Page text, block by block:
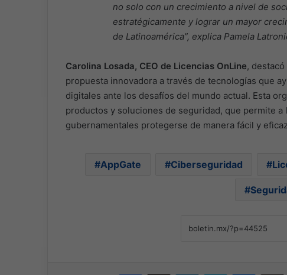
no solo con un crecimiento a nivel de
estratégicamente y lograr un mayor
de Latinoamérica”, explica Pamela
Carolina Losada, CEO de Licencias OnLine,
propuesta innovadora a través de tecnologías que
digitales ante los desafíos del mundo actual. Esta
productos y soluciones de seguridad, que permite
gubernamentales protegerse de manera fácil y
AppGate Ciberseguridad